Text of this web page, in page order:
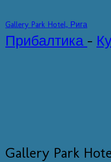
Gallery Park Hotel, Рига
Прибалтика -
Gallery Park